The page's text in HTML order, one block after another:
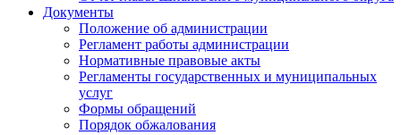
Документы
Положение об администрации
Регламент работы администрации
Нормативные правовые акты
Регламенты государственных и муниципальных
услуг
Формы обращений
Порядок обжалования